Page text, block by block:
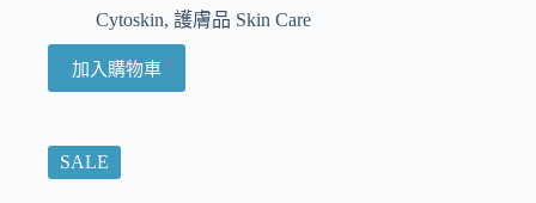
Cytoskin, 護膚品 Skin Care
加入購物車
SALE